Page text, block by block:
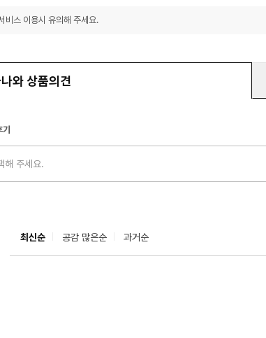
스 이용시 유의해 주세요.
와 상품의견
최신순 공감 많은순 과거순